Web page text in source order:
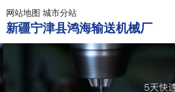
网站地图 城市分站
新疆宁津县鸿海输送机械厂